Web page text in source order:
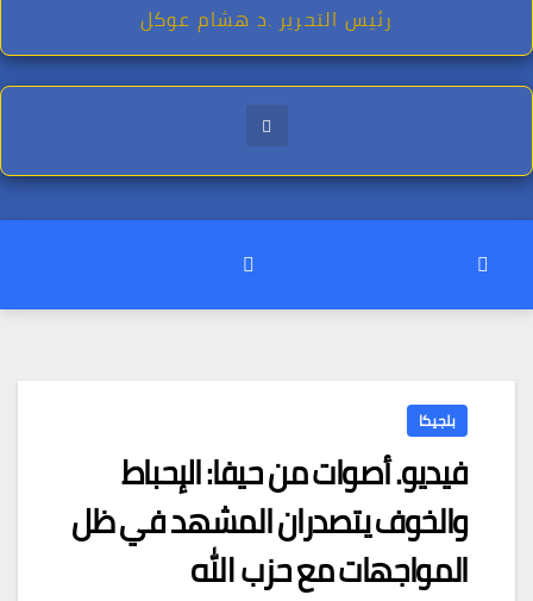
رئيس التحرير .د هشام عوكل
بلجيكا
فيديو. أصوات من حيفا: الإحباط
والخوف يتصدران المشهد في ظل
المواجهات مع حزب الله